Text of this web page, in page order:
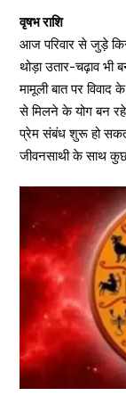
वृषभ राशि
आज परिवार से जुड़े
थोड़ा उतार-चढ़ाव भी
मामूली बात पर
से मिलने के योग बन रहे
प्रेम संबंध शुरू हो
जीवनसाथी के साथ